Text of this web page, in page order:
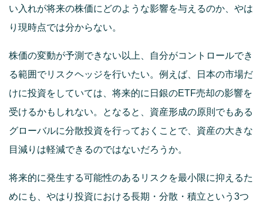
い入れが将来の株価にどのような影響を与えるのか、やは
り現時点では分からない。
株価の変動が予測できない以上、自分がコントロールでき
る範囲でリスクヘッジを行いたい。例えば、日本の市場だ
けに投資をしていては、将来的に日銀のETF売却の影響を
受けるかもしれない。となると、資産形成の原則でもある
グローバルに分散投資を行っておくことで、資産の大きな
目減りは軽減できるのではないだろうか。
将来的に発生する可能性のあるリスクを最小限に抑えるた
めにも、やはり投資における長期・分散・積立という3つ